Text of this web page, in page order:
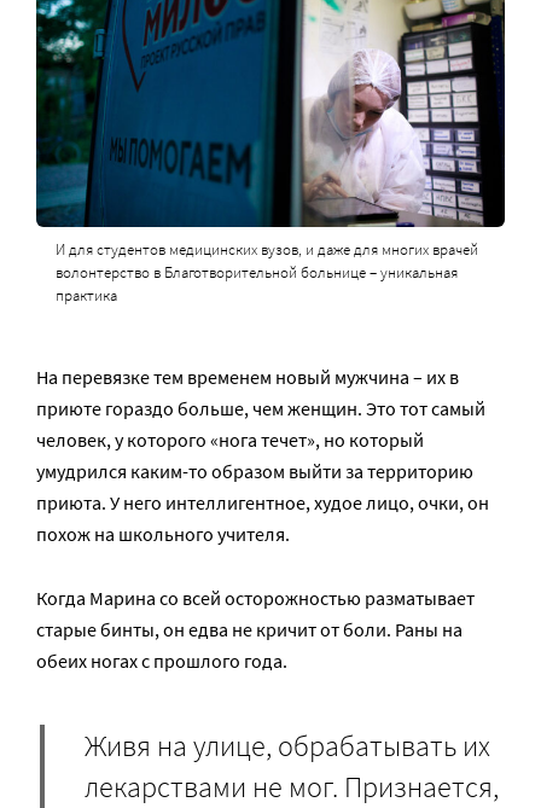
И для студентов медицинских вузов, и даже для многих врачей
волонтерство в Благотворительной больнице – уникальная
практика
На перевязке тем временем новый мужчина – их в
приюте гораздо больше, чем женщин. Это тот самый
человек, у которого «нога течет», но который
умудрился каким-то образом выйти за территорию
приюта. У него интеллигентное, худое лицо, очки, он
похож на школьного учителя.
Когда Марина со всей осторожностью разматывает
старые бинты, он едва не кричит от боли. Раны на
обеих ногах с прошлого года.
Живя на улице, обрабатывать их
лекарствами не мог. Признается,